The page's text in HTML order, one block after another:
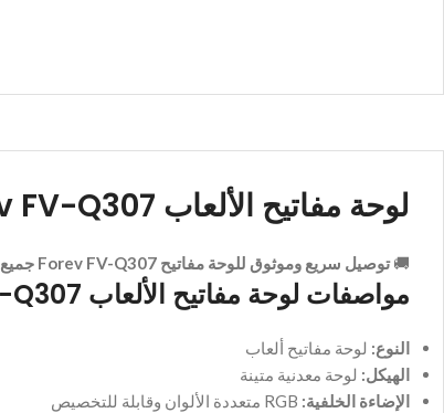
لوحة مفاتيح الألعاب Forev FV-Q307: هيكل معدني RGB احترافي لتجربة لعب غامرة
🚚 توصيل سريع وموثوق للوحة مفاتيح Forev FV-Q307 جميع أنحاء مصر
مواصفات لوحة مفاتيح الألعاب Forev FV-Q307
النوع: لوحة مفاتيح ألعاب
الهيكل: لوحة معدنية متينة
الإضاءة الخلفية: